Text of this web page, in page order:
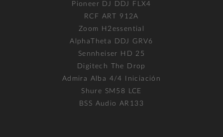
Pioneer DJ DDJ FLX4
RCF ART 912A
Zoom H2essential
AlphaTheta DDJ GRV6
Sennheiser HD 25
Digitech The Drop
Admira Alba 4/4 Iniciación
Shure SM58 LCE
BSS Audio AR133